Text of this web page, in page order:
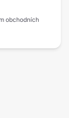
obchodních